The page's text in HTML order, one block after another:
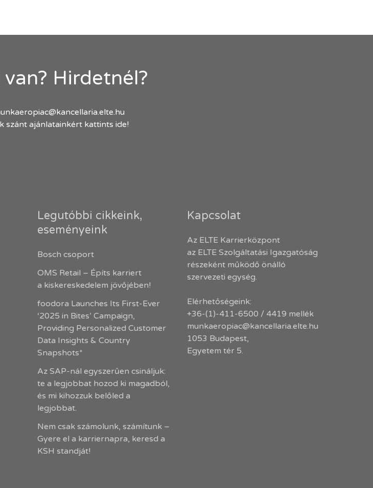
Hirdetnél?
szánt ajánlatainkért kattints ide!
Legutóbbi cikkeink,
eseményeink
Bosch csoport
OMS Retail – Építs karriert
a kiskereskedelem jövőjében!
foodora Launches Its First-Ever
‘2025 in Bites’ Campaign,
Providing Personalized Customer
Data Insights & Country
Snapshots*
Az SAP-nál egyszerűen csináljuk:
te a legjobbat hozod ki magadból,
és mi kihozzuk belőled a
legjobbat.
Nem csak számolunk, számítunk –
Gyere el a karriernapra, keresd a
KSH standját!
Kapcsolat
Az ELTE Karrierközpont
az ELTE Szolgáltatási Igazgatóság
részeként működő önálló
szervezeti egység.
Elérhetőségeink:
+36-(1)-411-6500 / 4419 mellék
munkaeropiac@kancellaria.elte.hu
1053 Budapest,
Egyetem tér 5.